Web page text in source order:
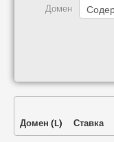
Домен
Домен (L) Ставка